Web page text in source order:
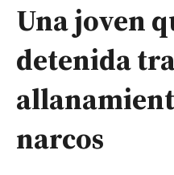
Una joven
detenida
narcos